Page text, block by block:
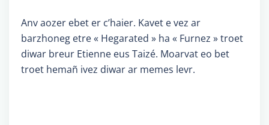
Anv aozer ebet er c’haier. Kavet e vez ar
barzhoneg etre « Hegarated » ha « Furnez » troet
diwar breur Etienne eus Taizé. Moarvat eo bet
troet hemañ ivez diwar ar memes levr.